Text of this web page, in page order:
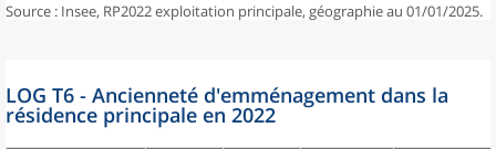
Source : Insee, RP2022 exploitation principale, géographie au 01/01/2025.
LOG T6 - Ancienneté d'emménagement dans la
résidence principale en 2022